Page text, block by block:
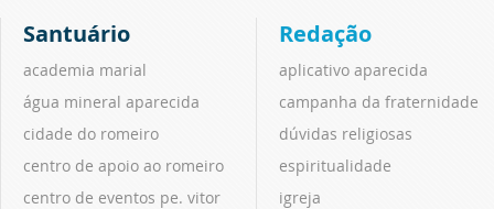
Santuário
academia marial
água mineral aparecida
cidade do romeiro
centro de apoio ao romeiro
centro de eventos pe. vitor
Redação
aplicativo aparecida
campanha da fraternidade
dúvidas religiosas
espiritualidade
igreja